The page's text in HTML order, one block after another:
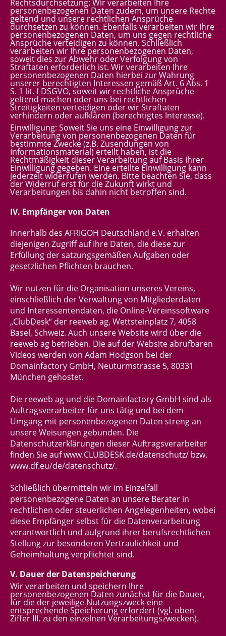
Rechtsdurchsetzung: Wir verarbeiten Ihre
personenbezogenen Daten zudem, um unsere Rechte
geltend und unsere rechtlichen Ansprüche
durchsetzen zu können. Ebenfalls verarbeiten wir Ihre
personenbezogenen Daten, um uns gegen rechtliche
Ansprüche verteidigen zu können. Schließlich
verarbeiten wir Ihre personenbezogenen Daten,
soweit dies zur Abwehr oder Verfolgung von
Straftaten erforderlich ist. Wir verarbeiten Ihre
personenbezogenen Daten hierbei zur Wahrung
unserer berechtigten Interessen gemäß Art. 6 Abs. 1
S. 1 lit. f DSGVO, soweit wir rechtliche Ansprüche
geltend machen oder uns bei rechtlichen
Streitigkeiten verteidigen oder wir Straftaten
verhindern oder aufklären (berechtigtes Interesse).
Einwilligung: Soweit Sie uns eine Einwilligung zur
Verarbeitung von personenbezogenen Daten für
bestimmte Zwecke (z.B. Zusendungen von
Informationsmaterial) erteilt haben, ist die
Rechtmäßigkeit dieser Verarbeitung auf Basis Ihrer
Einwilligung gegeben. Eine erteilte Einwilligung kann
jederzeit widerrufen werden. Bitte beachten Sie, dass
der Widerruf erst für die Zukunft wirkt und
Verarbeitungen bis dahin nicht betroffen sind.
IV. Empfänger von Daten
Innerhalb des AFRIGOH Deutschland e.V. erhalten
diejenigen Zugriff auf Ihre Daten, die diese zur
Erfüllung der satzungsgemäßen Aufgaben oder
gesetzlichen Pflichten brauchen.
Wir nutzen für die Organisation unseres Vereins,
einschließlich der Verwaltung von Mitgliederdaten
und Interessentendaten, die Online-Vereinssoftware
„ClubDesk“ der reeweb ag, Wettsteinplatz 7, 4058
Basel, Schweiz. Auch unsere Website wird über die
reeweb ag betrieben. Die auf der Website abrufbaren
Videos werden von Adam Hodgson bei der
Domainfactory GmbH, Neuturmstrasse 5, 80331
München gehostet.
Die reeweb ag und die Domainfactory GmbH sind als
Auftragsverarbeiter für uns tätig und bei dem
Umgang mit personenbezogenen Daten streng an
unsere Weisungen gebunden. Die
Datenschutzerklärungen dieser Auftragsverarbeiter
finden Sie aufwww.CLUBDESK.de/datenschutz/ bzw.
www.df.eu/de/datenschutz/.
Schließlich übermitteln wir im Einzelfall
personenbezogene Daten an unsere Berater in
rechtlichen oder steuerlichen Angelegenheiten, wobei
diese Empfänger selbst für die Datenverarbeitung
verantwortlich und aufgrund ihrer berufsrechtlichen
Stellung zur besonderen Vertraulichkeit und
Geheimhaltung verpflichtet sind.
V. Dauer der Datenspeicherung
Wir verarbeiten und speichern Ihre
personenbezogenen Daten zunächst für die Dauer,
für die der jeweilige Nutzungszweck eine
entsprechende Speicherung erfordert (vgl. oben
Ziffer III. zu den einzelnen Verarbeitungszwecken).